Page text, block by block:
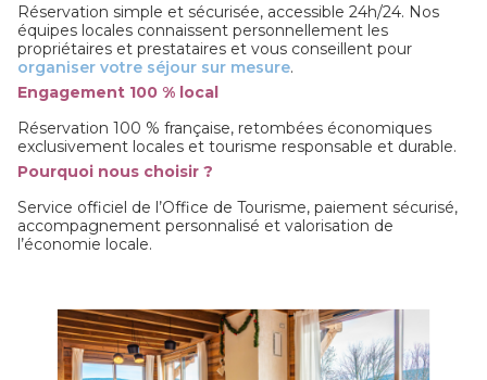
Réservation simple et sécurisée, accessible 24h/24. Nos
équipes locales connaissent personnellement les
propriétaires et prestataires et vous conseillent pour
organiser votre séjour sur mesure.
Engagement 100 % local
Réservation 100 % française, retombées économiques
exclusivement locales et tourisme responsable et durable.
Pourquoi nous choisir ?
Service officiel de l’Office de Tourisme, paiement sécurisé,
accompagnement personnalisé et valorisation de
l’économie locale.